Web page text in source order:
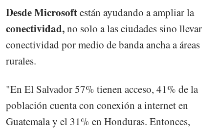
Desde Microsoftestán ayudando a ampliar la
conectividad,no solo a las ciudades sino llevar
conectividad por medio de banda ancha a áreas
rurales.
"En El Salvador 57% tienen acceso, 41% de la
población cuenta con conexión a internet en
Guatemala y el 31% en Honduras. Entonces,